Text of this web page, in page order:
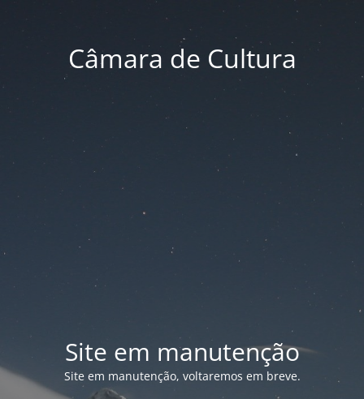
Câmara de Cultura
Site em manutenção
Site em manutenção, voltaremos em breve.